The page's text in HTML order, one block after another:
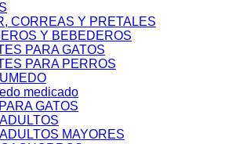
CORREAS Y PRETALES
Y BEBEDEROS
PARA GATOS
PARA PERROS
medicado
GATOS
MAYORES